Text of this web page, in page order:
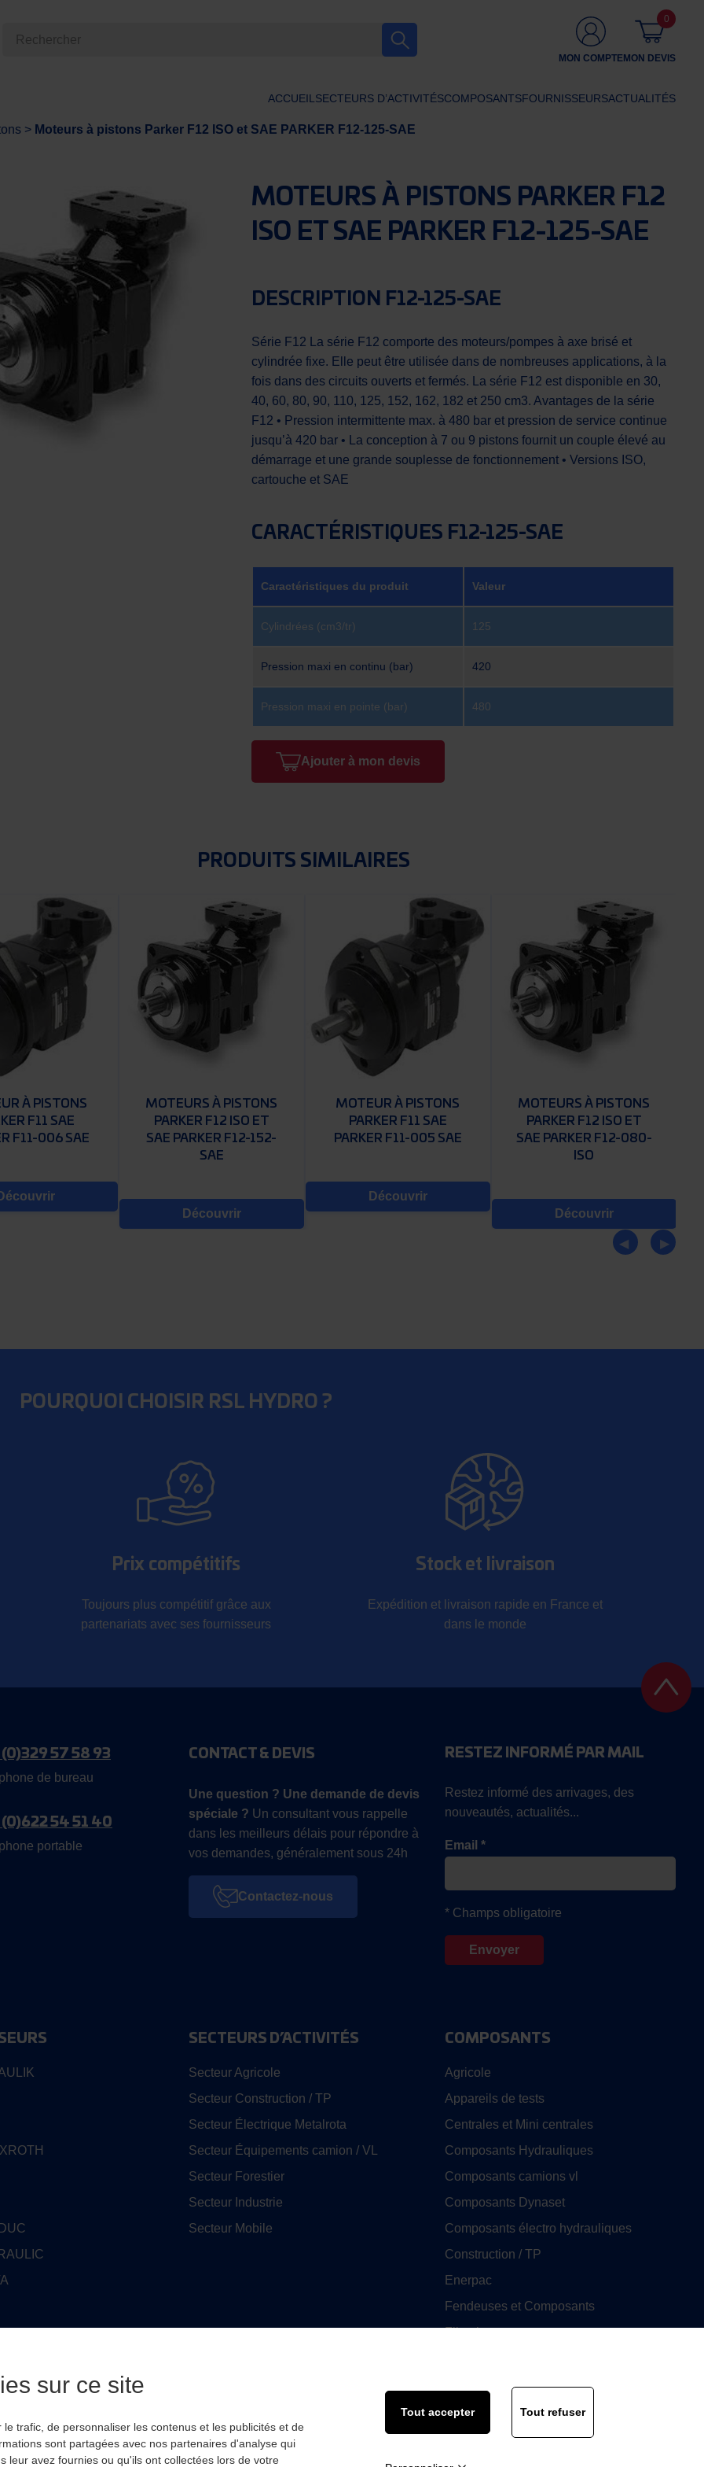
MON COMPTEMON DEVIS
0
ACCUEIL SECTEURS D’ACTIVITÉSCOMPOSANTSFOURNISSEURSACTUALITÉS
> Moteurs à pistons Parker F12 ISO et SAE PARKER F12-125-SAE
MOTEURS À PISTONS PARKER F12
ISO ET SAE PARKER F12-125-SAE
DESCRIPTION F12-125-SAE
Série F12 La série F12 comporte des moteurs/pompes à axe brisé et
cylindrée fixe. Elle peut être utilisée dans de nombreuses applications, à la
fois dans des circuits ouverts et fermés. La série F12 est disponible en 30,
40, 60, 80, 90, 110, 125, 152, 162, 182 et 250 cm3. Avantages de la série
F12 • Pression intermittente max. à 480 bar et pression de service continue
jusqu’à 420 bar • La conception à 7 ou 9 pistons fournit un couple élevé au
démarrage et une grande souplesse de fonctionnement • Versions ISO,
cartouche et SAE
CARACTÉRISTIQUES F12-125-SAE
Caractéristiques du produit Valeur
Cylindrées (cm3/tr) 125
Pression maxi en continu (bar) 420
Pression maxi en pointe (bar) 480
Ajouter à mon devis
PRODUITS SIMILAIRES
À PISTONS
F11 SAE
F11-006 SAE
MOTEURS À PISTONS
PARKER F12 ISO ET
SAE PARKER F12-152-
SAE
Découvrir
MOTEUR À PISTONS
PARKER F11 SAE
PARKER F11-005 SAE
Découvrir
MOTEURS À PISTONS
PARKER F12 ISO ET
SAE PARKER F12-080-
ISO
Découvrir
POURQUOI CHOISIR RSL HYDRO ?
Prix compétitifs
Toujours plus compétitif grâce aux
partenariats avec ses fournisseurs
Stock et livraison
Expédition et livraison rapide en France et
dans le monde
(0)329 57 58 93
de bureau
(0)622 54 51 40
portable
CONTACT & DEVIS
Une question ? Une demande de devis
spéciale ? Un consultant vous rappelle
dans les meilleurs délais pour répondre à
vos demandes, généralement sous 24h
Contactez-nous
RESTEZ INFORMÉ PAR MAIL
Restez informé des arrivages, des
nouveautés, actualités...
Email *
* Champs obligatoire
SECTEURS D’ACTIVITÉS
Secteur Agricole
Secteur Construction / TP
Secteur Électrique Metalrota
Secteur Équipements camion / VL
Secteur Forestier
Secteur Industrie
Secteur Mobile
COMPOSANTS
Agricole
Appareils de tests
Centrales et Mini centrales
Composants Hydrauliques
Composants camions vl
Composants Dynaset
Composants électro hydrauliques
Construction / TP
Enerpac
Fendeuses et Composants
Filtration
sur ce site
trafic, de personnaliser les contenus et les publicités et de
sont partagées avec nos partenaires d'analyse qui
leur avez fournies ou qu'ils ont collectées lors de votre
Tout accepter Tout refuser